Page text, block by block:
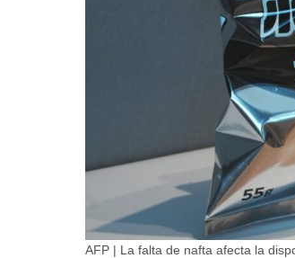
AFP | La falta de nafta afecta la